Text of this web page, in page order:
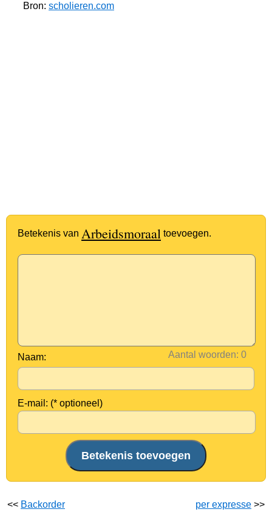
Bron: scholieren.com
Betekenis van Arbeidsmoraal toevoegen.
Aantal woorden:
Naam:
E-mail: (* optioneel)
<< Backorder per expresse >>